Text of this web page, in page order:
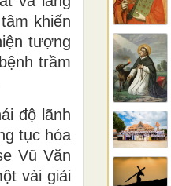
khiến
tượng
trầm
độ lãnh
tục hóa
Vũ Văn
vài giải